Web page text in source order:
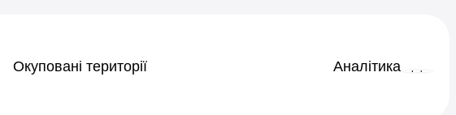
Окуповані території Аналітика